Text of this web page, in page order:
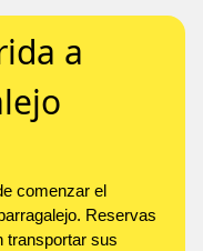
a
comenzar el
Reservas
transportar sus